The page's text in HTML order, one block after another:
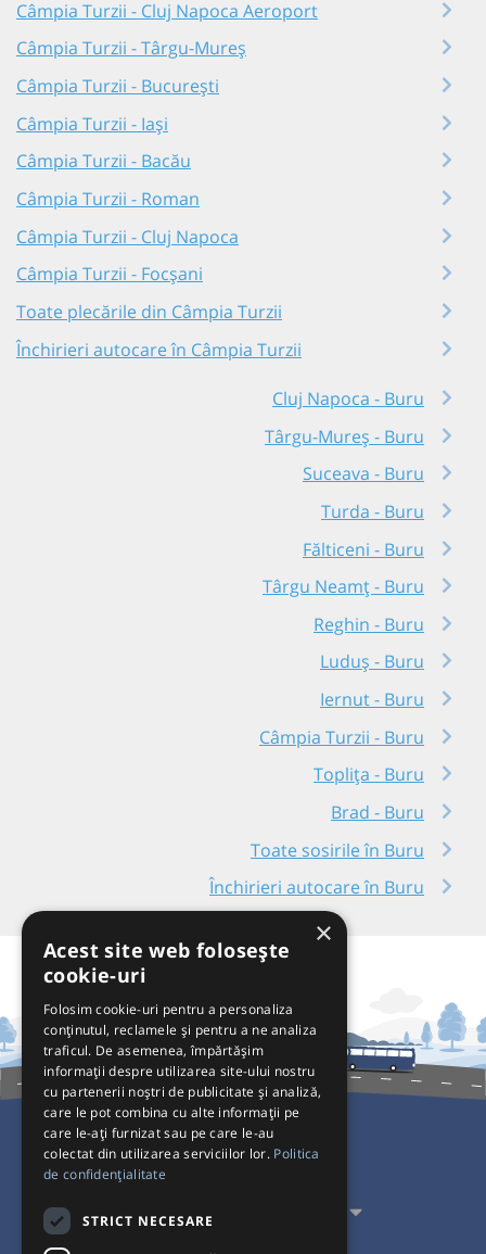
Câmpia Turzii - Cluj Napoca Aeroport
Câmpia Turzii - Târgu-Mureș
Câmpia Turzii - București
Câmpia Turzii - Iași
Câmpia Turzii - Bacău
Câmpia Turzii - Roman
Câmpia Turzii - Cluj Napoca
Câmpia Turzii - Focșani
Toate plecările din Câmpia Turzii
Închirieri autocare în Câmpia Turzii
Cluj Napoca - Buru
Târgu-Mureș - Buru
Suceava - Buru
Turda - Buru
Fălticeni - Buru
Târgu Neamț - Buru
Reghin - Buru
Luduș - Buru
Iernut - Buru
Câmpia Turzii - Buru
Toplița - Buru
Brad - Buru
Toate sosirile în Buru
Închirieri autocare în Buru
Pentru Călători
Pentru Transportatori
×
Acest site web folosește
cookie-uri
Folosim cookie-uri pentru a personaliza
conținutul, reclamele și pentru a ne analiza
traficul. De asemenea, împărtășim
informații despre utilizarea site-ului nostru
cu partenerii noștri de publicitate și analiză,
care le pot combina cu alte informații pe
care le-ați furnizat sau pe care le-au
colectat din utilizarea serviciilor lor. Politica
de confidențialitate
STRICT NECESARE